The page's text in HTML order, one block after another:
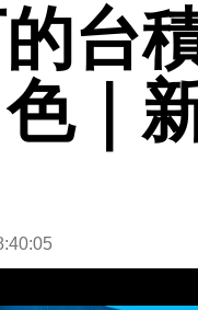
台
｜